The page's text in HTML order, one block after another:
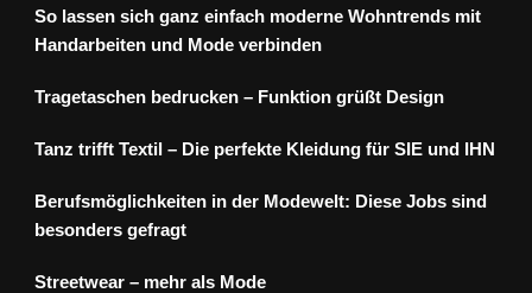
So lassen sich ganz einfach moderne Wohntrends mit
Handarbeiten und Mode verbinden
Tragetaschen bedrucken – Funktion grüßt Design
Tanz trifft Textil – Die perfekte Kleidung für SIE und IHN
Berufsmöglichkeiten in der Modewelt: Diese Jobs sind
besonders gefragt
Streetwear – mehr als Mode